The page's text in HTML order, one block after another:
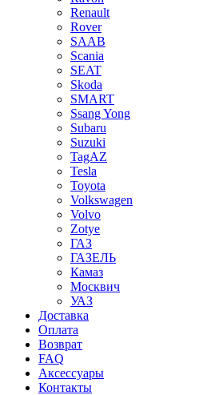
Renault
Rover
SAAB
Scania
SEAT
Skoda
SMART
Ssang Yong
Subaru
Suzuki
TagAZ
Tesla
Toyota
Volkswagen
Volvo
Zotye
ГАЗ
ГАЗЕЛЬ
Камаз
Москвич
УАЗ
Доставка
Оплата
Возврат
FAQ
Аксессуары
Контакты